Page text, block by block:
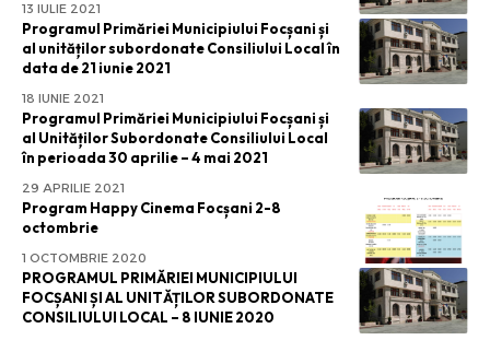
13 IULIE 2021
Programul Primăriei Municipiului Focșani și
al unităților subordonate Consiliului Local în
data de 21 iunie 2021
18 IUNIE 2021
Programul Primăriei Municipiului Focșani și
al Unităților Subordonate Consiliului Local
în perioada 30 aprilie – 4 mai 2021
29 APRILIE 2021
Program Happy Cinema Focșani 2-8
octombrie
1 OCTOMBRIE 2020
PROGRAMUL PRIMĂRIEI MUNICIPIULUI
FOCȘANI ȘI AL UNITĂȚILOR SUBORDONATE
CONSILIULUI LOCAL – 8 IUNIE 2020